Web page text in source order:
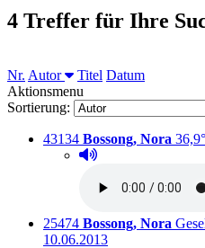
4 Treffer für Ihre
Nr. Autor Sortieren nach
Titel Datum
Aktionsmenu
Sortierung:
Titelnummer:
43134 von
Bossong, Nora 36,9°
Hörprobe abspielen
Hörprobe von 36,9°
Titelnummer:
25474 von
Bossong, Nora
10.06.2013